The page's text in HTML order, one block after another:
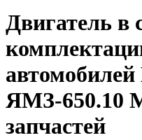
Двигатель в
ЯМЗ-650.10
запчастей